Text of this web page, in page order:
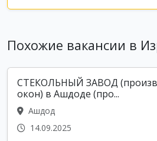
Похожие вакансии в
СТЕКОЛЬНЫЙ ЗАВОД
окон) в Ашдоде (про...
Ашдод
14.09.2025